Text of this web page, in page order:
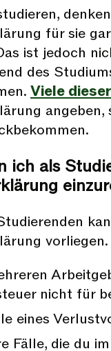
für sie
ist jedoch
des
Viele
ich als
nicht für
eines
Fälle, die du im